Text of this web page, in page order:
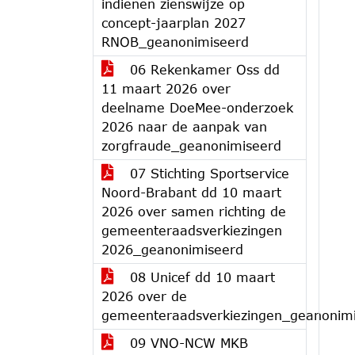
indienen zienswijze op
concept-jaarplan 2027
RNOB_geanonimiseerd
06 Rekenkamer Oss dd
11 maart 2026 over
deelname DoeMee-onderzoek
2026 naar de aanpak van
zorgfraude_geanonimiseerd
07 Stichting Sportservice
Noord-Brabant dd 10 maart
2026 over samen richting de
gemeenteraadsverkiezingen
2026_geanonimiseerd
08 Unicef dd 10 maart
2026 over de
09 VNO-NCW MKB